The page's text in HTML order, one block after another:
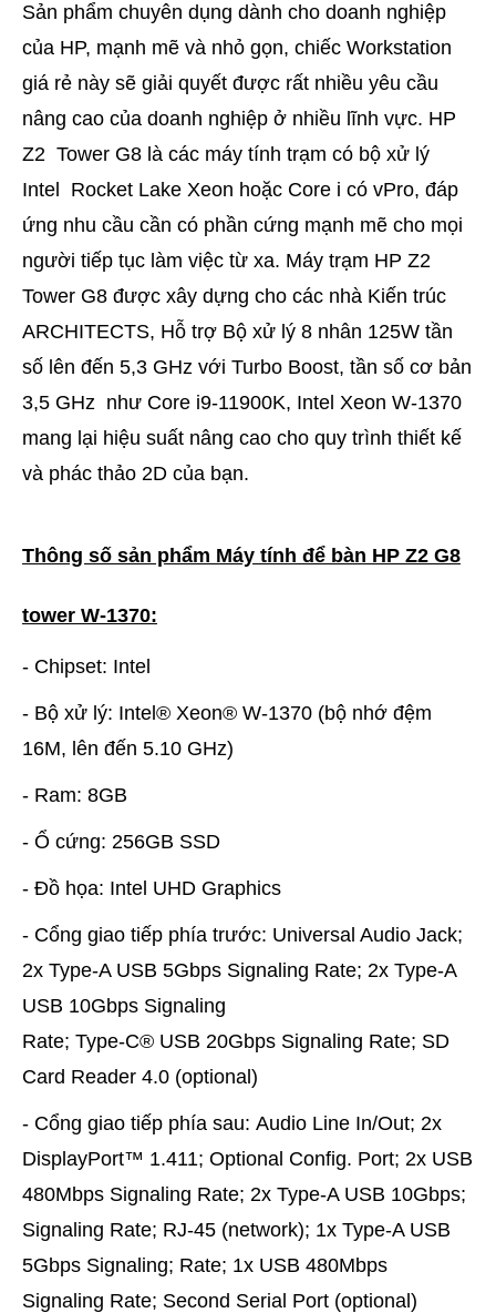
Sản phẩm chuyên dụng dành cho doanh nghiệp
của HP, mạnh mẽ và nhỏ gọn, chiếc Workstation
giá rẻ này sẽ giải quyết được rất nhiều yêu cầu
nâng cao của doanh nghiệp ở nhiều lĩnh vực. HP
Z2 Tower G8 là các máy tính trạm có bộ xử lý
Intel Rocket Lake Xeon hoặc Core i có vPro, đáp
ứng nhu cầu cần có phần cứng mạnh mẽ cho mọi
người tiếp tục làm việc từ xa. Máy trạm HP Z2
Tower G8 được xây dựng cho các nhà Kiến trúc
ARCHITECTS, Hỗ trợ Bộ xử lý 8 nhân 125W tần
số lên đến 5,3 GHz với Turbo Boost, tần số cơ bản
3,5 GHz như Core i9-11900K, Intel Xeon W-1370
mang lại hiệu suất nâng cao cho quy trình thiết kế
và phác thảo 2D của bạn.
Thông số sản phẩm Máy tính để bàn HP Z2 G8
tower W-1370:
- Chipset: Intel
- Bộ xử lý: Intel® Xeon® W-1370 (bộ nhớ đệm
16M, lên đến 5.10 GHz)
- Ram: 8GB
- Ổ cứng: 256GB SSD
- Đồ họa: Intel UHD Graphics
- Cổng giao tiếp phía trước: Universal Audio Jack;
2x Type-A USB 5Gbps Signaling Rate; 2x Type-A
USB 10Gbps Signaling
Rate; Type-C® USB 20Gbps Signaling Rate; SD
Card Reader 4.0 (optional)
- Cổng giao tiếp phía sau: Audio Line In/Out; 2x
DisplayPort™ 1.411; Optional Config. Port; 2x USB
480Mbps Signaling Rate; 2x Type-A USB 10Gbps;
Signaling Rate; RJ-45 (network); 1x Type-A USB
5Gbps Signaling; Rate; 1x USB 480Mbps
Signaling Rate; Second Serial Port (optional)